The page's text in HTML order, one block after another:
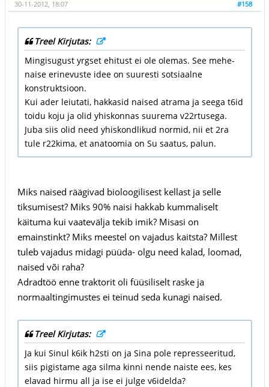
#158
30-11-2012, 18:07
Treel Kirjutas:
Mingisugust yrgset ehitust ei ole olemas. See mehe-
naise erinevuste idee on suuresti sotsiaalne
konstruktsioon.
Kui ader leiutati, hakkasid naised atrama ja seega t6id
toidu koju ja olid yhiskonnas suurema v22rtusega.
Juba siis olid need yhiskondlikud normid, nii et 2ra
tule r22kima, et anatoomia on Su saatus, palun.
Miks naised räägivad bioloogilisest kellast ja selle
tiksumisest? Miks 90% naisi hakkab kummaliselt
käituma kui vaatevälja tekib imik? Misasi on
emainstinkt? Miks meestel on vajadus kaitsta? Millest
tuleb vajadus midagi püüda- olgu need kalad, loomad,
naised või raha?
Adradtöö enne traktorit oli füüsiliselt raske ja
normaaltingimustes ei teinud seda kunagi naised.
Treel Kirjutas:
Ja kui Sinul k6ik h2sti on ja Sina pole represseeritud,
siis pigistame aga silma kinni nende naiste ees, kes
elavad hirmu all ja ise ei julge v6idelda?